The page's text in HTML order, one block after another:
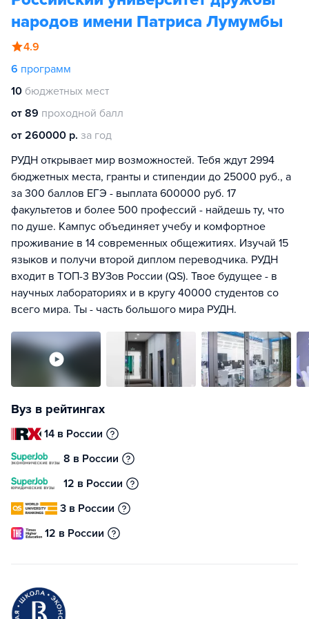
народов имени Патриса Лумумбы
4.9
6 программ
10 бюджетных мест
от 89 проходной балл
от 260000 р. за год
РУДН открывает мир возможностей. Тебя ждут 2994
бюджетных места, гранты и стипендии до 25000 руб., а
за 300 баллов ЕГЭ - выплата 600000 руб. 17
факультетов и более 500 профессий - найдешь ту, что
по душе. Кампус объединяет учебу и комфортное
проживание в 14 современных общежитиях. Изучай 15
языков и получи второй диплом переводчика. РУДН
входит в ТОП-3 ВУЗов России (QS). Твое будущее - в
научных лабораториях и в кругу 40000 студентов со
всего мира. Ты - часть большого мира РУДН.
Вуз в рейтингах
14 в России
8 в России
12 в России
3 в России
12 в России